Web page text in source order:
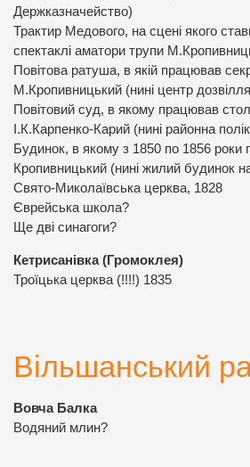
Держказначейство)
Трактир Медового, на сцені якого
спектаклі аматори трупи
Повітова ратуша, в якій працював
М.Кропивницький (нині центр
Повітовий суд, в якому працював
І.К.Карпенко-Карий (нині районна
Будинок, в якому з 1850 по 1856
Кропивницький (нині жилий будинок на
Свято-Миколаївська церква, 1828
Єврейська школа?
Ще дві синагоги?
Кетрисанівка (Громоклея)
Троїцька церква (!!!!) 1835
Вільшанський
Вовча Балка
Водяний млин?